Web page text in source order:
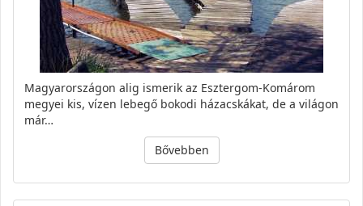
Magyarországon alig ismerik az Esztergom-Komárom
megyei kis, vízen lebegő bokodi házacskákat, de a világon
már…
Bővebben